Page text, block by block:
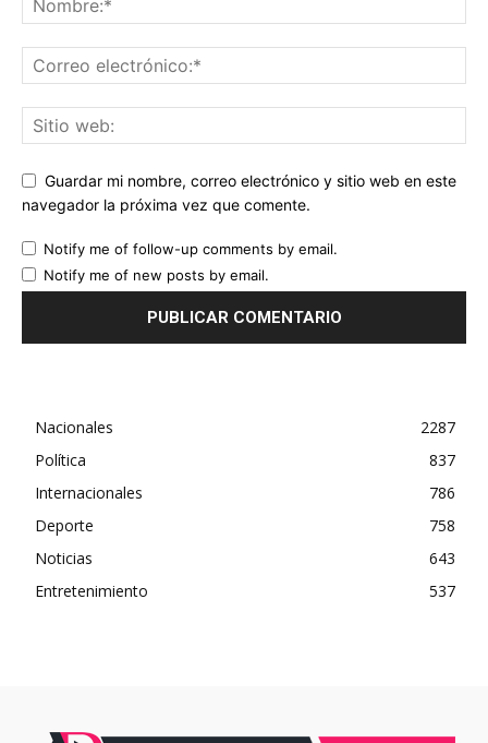
Guardar mi nombre, correo electrónico y sitio web en este
navegador la próxima vez que comente.
Notify me of follow-up comments by email.
Notify me of new posts by email.
Nacionales
2287
Política
837
Internacionales
786
Deporte
758
Noticias
643
Entretenimiento
537